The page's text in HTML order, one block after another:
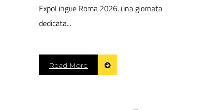
ExpoLingue Roma 2026, una giornata
dedicata...
Read More